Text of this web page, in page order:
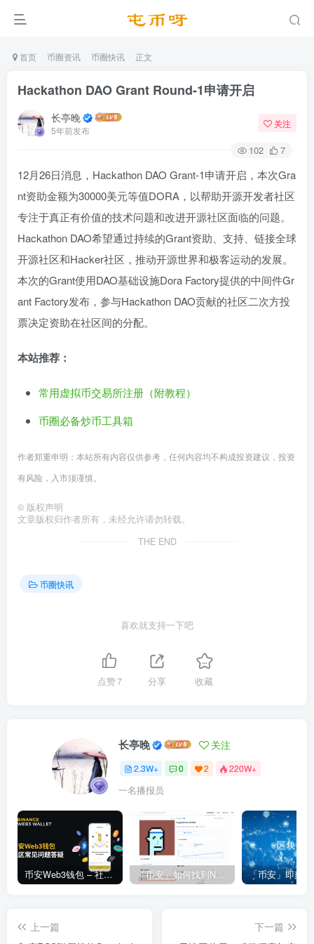
首页 币圈资讯 币圈快讯 正文
Hackathon DAO Grant Round-1申请开启
长亭晚
5年前发布
关注
102 7
12月26日消息，Hackathon DAO Grant-1申请开启，本次Gra
nt资助金额为30000美元等值DORA，以帮助开源开发者社区
专注于真正有价值的技术问题和改进开源社区面临的问题。
Hackathon DAO希望通过持续的Grant资助、支持、链接全球
开源社区和Hacker社区，推动开源世界和极客运动的发展。
本次的Grant使用DAO基础设施Dora Factory提供的中间件Gr
ant Factory发布，参与Hackathon DAO贡献的社区二次方投
票决定资助在社区间的分配。
本站推荐：
常用虚拟币交易所注册（附教程）
币圈必备炒币工具箱
作者郑重申明：本站所有内容仅供参考，任何内容均不构成投资建议，投资
有风险，入市须谨慎。
© 版权声明
文章版权归作者所有，未经允许请勿转载。
THE END
币圈快讯
喜欢就支持一下吧
点赞7 分享 收藏
长亭晚 关注
2.3W+ 0 2 220W+
一名播报员
币安Web3钱包 – 社区常见问题答疑 「币安」如何找到NFT合约地址？
上一篇
下一篇